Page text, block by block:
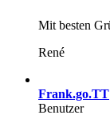
Mit besten
René
Frank.go.TT
Benutzer